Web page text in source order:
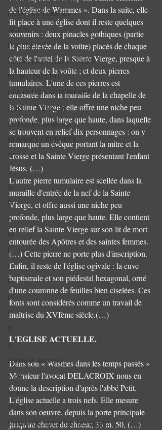
FETES ET LOISIRS
ALION
PUCELETTE
LE DRAGON...DE WASMES
EL JEU DU LEU
LES FEUX SAINT PIERRE
BOIS ET TERRILS
FETES ET LOISIRS
HOMMES CÉLÈBRES
W
V
S
R
N
M
L
G
F
D
C
A
Balade et alentours
5 km
10 km
20 km
VIDEO QUARTIER D HISTOIRE
de l'église de Wammes ». Dans la suite, elle
fit place à une église dont il reste quelques
souvenirs : deux pinacles gothiques (partie
la plus élevée de la voûte) placés de chaque
côté de l'autel de la Sainte Vierge, presque à
la hauteur de la voûte ; et deux pierres
tumulaires. L'une de ces pierres est
encastrée dans la muraille de la chapelle de
la Sainte Vierge ; elle offre une niche peu
profonde, plus large que haute, dans laquelle
se trouvent en relief dix personnages : on y
remarque un évêque portant la mitre et la
crosse et la Sainte Vierge présentant l'enfant
Jésus. (…)
L'autre pierre tumulaire est scellée dans la
muraille d'entrée de la nef de la Sainte
Vierge, et offre aussi une niche peu
profonde, plus large que haute. Elle contient
en relief la Sainte Vierge sur son lit de mort
entourée des Apôtres et des saintes femmes.
(…) Cette pierre ne porte plus d'inscription.
Enfin, il reste de l'église ogivale : la cuve
baptismale et son piédestal hexagonal, orné
d'une couronne de feuilles bien ciselées. Ces
fonts sont considérés comme un travail de
maîtrise du XVIème siècle.(…)
L'EGLISE ACTUELLE.
Dans son « Wasmes dans les temps passés »
Monsieur l'avocat DELACROIX nous en
donne la description d'après l'abbé Petit.
L'église actuelle a trois nefs. Elle mesure
dans son oeuvre, depuis la porte principale
jusqu'au chevet du choeur, 33 m. 50, (…)